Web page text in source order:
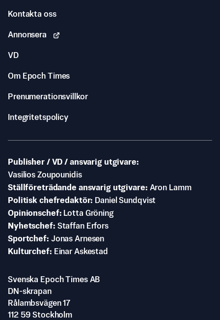
Kontakta oss
Annonsera
VD
Om Epoch Times
Prenumerationsvillkor
Integritetspolicy
Publisher / VD / ansvarig utgivare
Vasilios Zoupounidis
Ställföreträdande ansvarig utgivare Aron Lamm
Politisk chefredaktör
Daniel Sundqvist
Opinionschef
Lotta Gröning
Nyhetschef Staffan Erfors
Sportchef Jonas Arnesen
Kulturchef
Einar Askestad
Svenska Epoch Times AB
DN-skrapan
Rålambsvägen 17
112 59 Stockholm